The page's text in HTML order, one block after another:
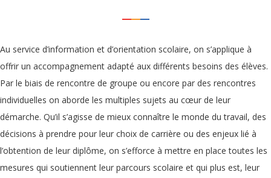
Au service d’information et d’orientation scolaire, on s’applique à
offrir un accompagnement adapté aux différents besoins des élèves.
Par le biais de rencontre de groupe ou encore par des rencontres
individuelles on aborde les multiples sujets au cœur de leur
démarche. Qu’il s’agisse de mieux connaître le monde du travail, des
décisions à prendre pour leur choix de carrière ou des enjeux lié à
l’obtention de leur diplôme, on s’efforce à mettre en place toutes les
mesures qui soutiennent leur parcours scolaire et qui plus est, leur